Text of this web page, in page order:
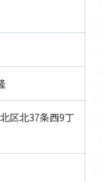
区北37条西9丁